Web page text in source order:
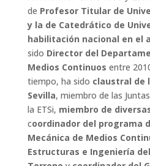
de Profesor Titular de
y la de Catedrático de
habilitación nacional en el
sido Director del
Medios Continuos entre
tiempo, ha sido claustral de
Sevilla, miembro de las
la ETSi, miembro de
coordinador del programa
Mecánica de Medios
Estructuras e Ingeniería del